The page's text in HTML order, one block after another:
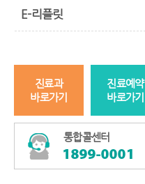
E-리플릿
진료과
바로가기
진료예약
바로가기
통합콜센터